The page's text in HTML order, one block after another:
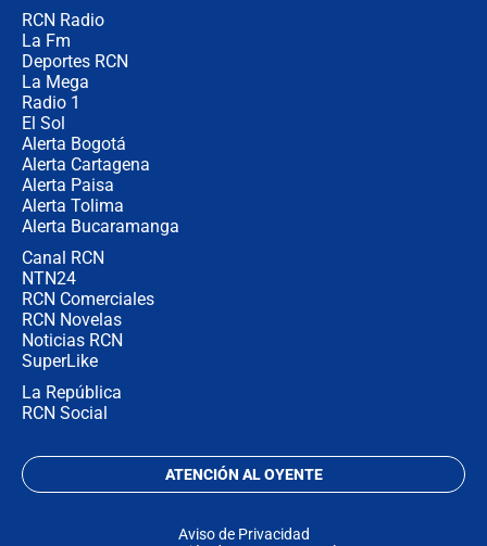
RCN Radio
La Fm
Deportes RCN
La Mega
Radio 1
El Sol
Alerta Bogotá
Alerta Cartagena
Alerta Paisa
Alerta Tolima
Alerta Bucaramanga
Canal RCN
NTN24
RCN Comerciales
RCN Novelas
Noticias RCN
SuperLike
La República
RCN Social
ATENCIÓN AL OYENTE
Aviso de Privacidad